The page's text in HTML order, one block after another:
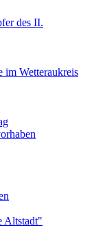
des II.
im Wetteraukreis
Altstadt"